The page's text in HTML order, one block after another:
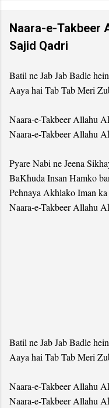
Naara-e-Takbeer
Sajid Qadri
Batil ne Jab Jab Badle
Aaya hai Tab Tab Meri
Naara-e-Takbeer Allahu
Naara-e-Takbeer Allahu
Pyare Nabi ne Jeena
BaKhuda Insan Hamko
Pehnaya Akhlako Iman
Naara-e-Takbeer Allahu
Batil ne Jab Jab Badle
Aaya hai Tab Tab Meri
Naara-e-Takbeer Allahu
Naara-e-Takbeer Allahu